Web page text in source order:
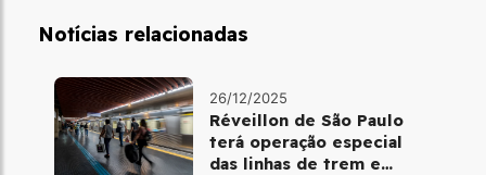
Notícias relacionadas
26/12/2025
Réveillon de São Paulo
terá operação especial
das linhas de trem e